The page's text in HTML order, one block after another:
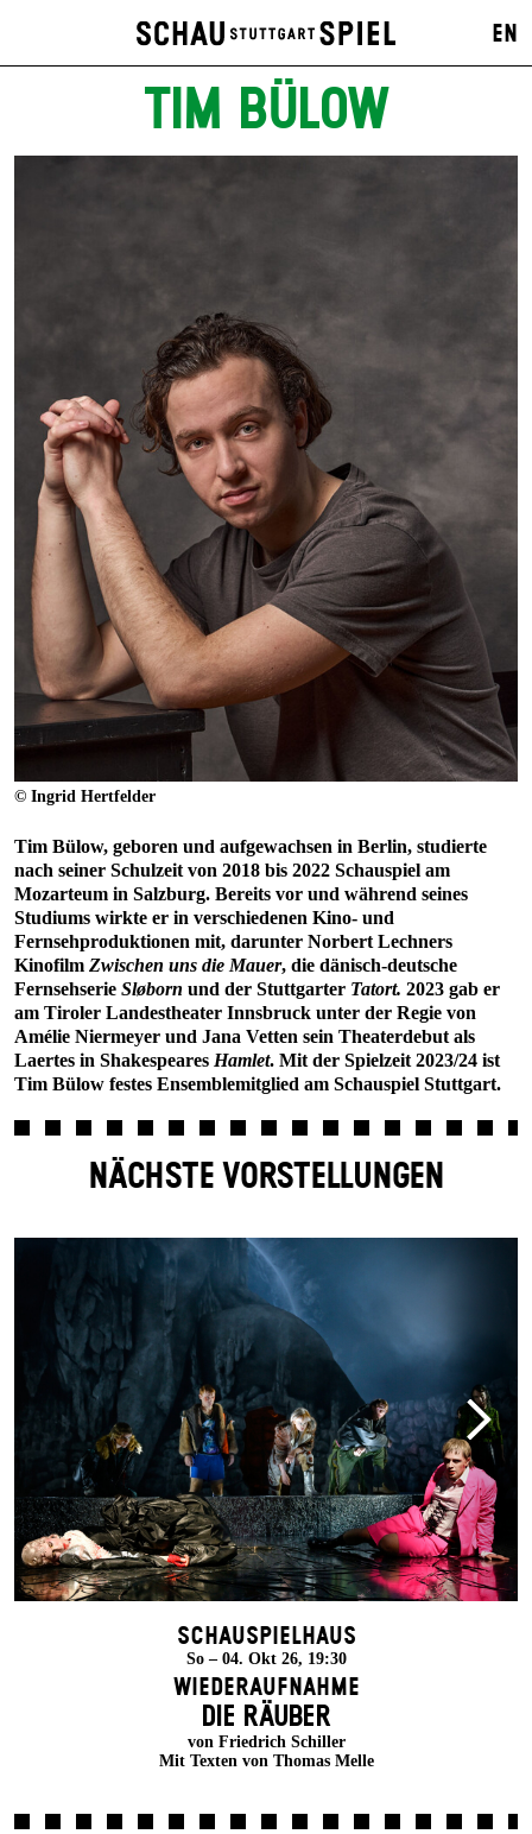
EN
TIM BÜLOW
© Ingrid Hertfelder
Tim Bülow, geboren und aufgewachsen in Berlin, studierte
nach seiner Schulzeit von 2018 bis 2022 Schauspiel am
Mozarteum in Salzburg. Bereits vor und während seines
Studiums wirkte er in verschiedenen Kino- und
Fernsehproduktionen mit, darunter Norbert Lechners
Kinofilm Zwischen uns die Mauer, die dänisch-deutsche
Fernsehserie Sløborn und der Stuttgarter Tatort. 2023 gab er
am Tiroler Landestheater Innsbruck unter der Regie von
Amélie Niermeyer und Jana Vetten sein Theaterdebut als
Laertes in Shakespeares Hamlet. Mit der Spielzeit 2023/24 ist
Tim Bülow festes Ensemblemitglied am Schauspiel Stuttgart.
NÄCHSTE VORSTELLUNGEN
Schauspielhaus
So – 04. Okt 26, 19:30
Wiederaufnahme
DIE RÄUBER
von Friedrich Schiller
Mit Texten von Thomas Melle